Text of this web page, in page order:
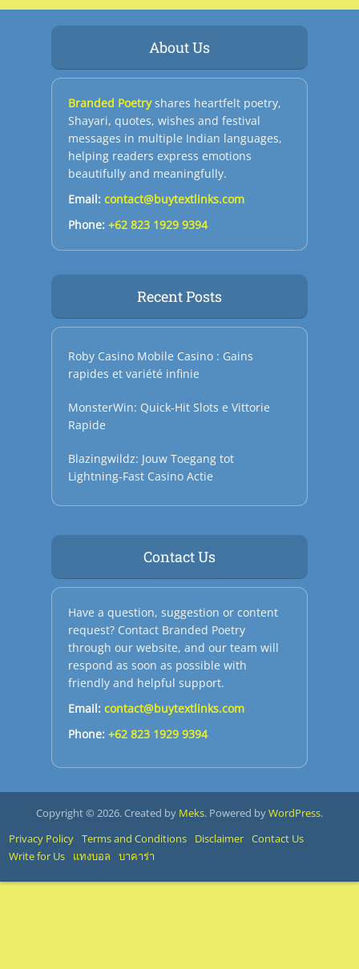
About Us
Branded Poetryshares heartfelt poetry,
Shayari, quotes, wishes and festival
messages in multiple Indian languages,
helping readers express emotions
beautifully and meaningfully.
Email: contact@buytextlinks.com
Phone: +62 823 1929 9394
Recent Posts
Roby Casino Mobile Casino : Gains
rapides et variété infinie
MonsterWin: Quick‑Hit Slots e Vittorie
Rapide
Blazingwildz: Jouw Toegang tot
Lightning‑Fast Casino Actie
Contact Us
Have a question, suggestion or content
request? Contact Branded Poetry
through our website, and our team will
respond as soon as possible with
friendly and helpful support.
Email: contact@buytextlinks.com
Phone: +62 823 1929 9394
Copyright © 2026. Created by Meks. Powered byWordPress.
Privacy Policy Terms and Conditions Disclaimer Contact Us
Write for Us
แทงบอล บาคาร่า